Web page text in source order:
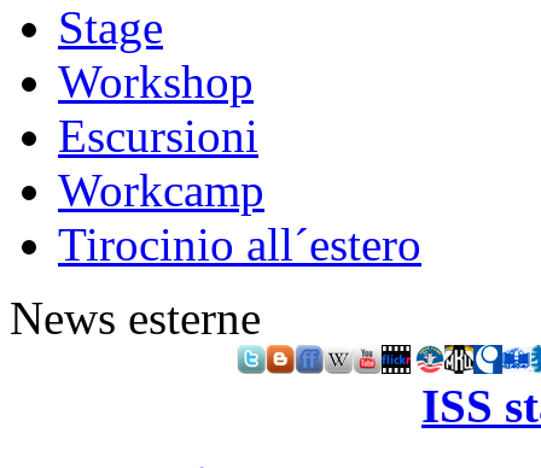
Stage
Workshop
Escursioni
Workcamp
Tirocinio all´estero
News esterne
ISS